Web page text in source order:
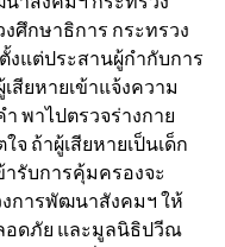
ศึกษาธิการ กระทรวง
งแต่ประสานผู้กำกับการ
สียหายเข้าแจ้งความ
พาไปตรวจร่างกาย
จ ถ้าผู้เสียหายเป็นเด็ก
ารับการคุ้มครองจะ
การพัฒนาสังคมฯ ให้
อดภัย และมูลนิธิปวีณ